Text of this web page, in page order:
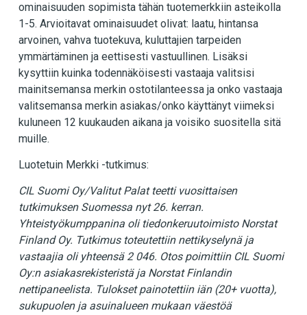
ominaisuuden sopimista tähän tuotemerkkiin asteikolla
1-5. Arvioitavat ominaisuudet olivat: laatu, hintansa
arvoinen, vahva tuotekuva, kuluttajien tarpeiden
ymmärtäminen ja eettisesti vastuullinen. Lisäksi
kysyttiin kuinka todennäköisesti vastaaja valitsisi
mainitsemansa merkin ostotilanteessa ja onko vastaaja
valitsemansa merkin asiakas/onko käyttänyt viimeksi
kuluneen 12 kuukauden aikana ja voisiko suositella sitä
muille.
Luotetuin Merkki -tutkimus:
CIL Suomi Oy/Valitut Palat teetti vuosittaisen
tutkimuksen Suomessa nyt 26. kerran.
Yhteistyökumppanina oli tiedonkeruutoimisto Norstat
Finland Oy. Tutkimus toteutettiin nettikyselynä ja
vastaajia oli yhteensä 2 046. Otos poimittiin CIL Suomi
Oy:n asiakasrekisteristä ja Norstat Finlandin
nettipaneelista. Tulokset painotettiin iän (20+ vuotta),
sukupuolen ja asuinalueen mukaan väestöä